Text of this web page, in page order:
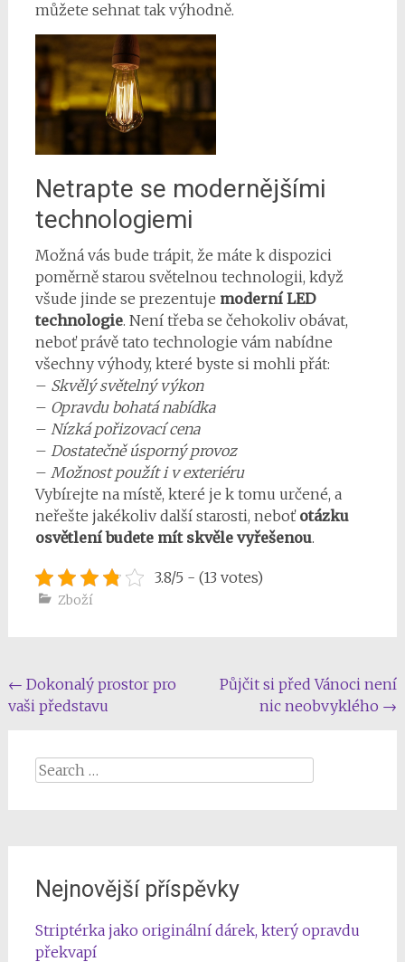
můžete sehnat tak výhodně.
Netrapte se modernějšími
technologiemi
Možná vás bude trápit, že máte k dispozici
poměrně starou světelnou technologii, když
všude jinde se prezentuje moderní LED
technologie. Není třeba se čehokoliv obávat,
neboť právě tato technologie vám nabídne
všechny výhody, které byste si mohli přát:
– Skvělý světelný výkon
– Opravdu bohatá nabídka
– Nízká pořizovací cena
– Dostatečně úsporný provoz
– Možnost použít i v exteriéru
Vybírejte na místě, které je k tomu určené, a
neřešte jakékoliv další starosti, neboť otázku
osvětlení budete mít skvěle vyřešenou.
3.8/5 - (13 votes)
Zboží
Post
navigation
← Dokonalý prostor pro
vaši představu
Půjčit si před Vánoci není
nic neobvyklého →
Search
Nejnovější příspěvky
Striptérka jako originální dárek, který opravdu
překvapí